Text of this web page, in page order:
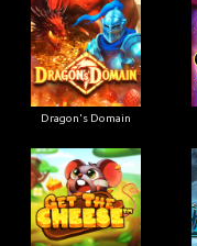
Dragon's Domain